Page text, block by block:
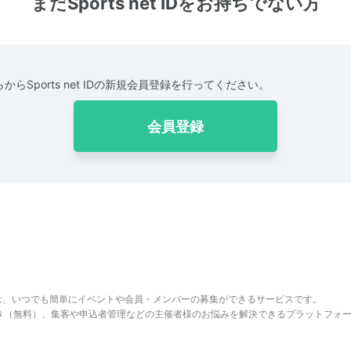
からSports net IDの新規会員登録を行ってください。
会員登録
いつでも簡単にイベントや会員・メンバーの募集ができるサービスです。
無料）、集客や申込者管理などの主催者様のお悩みを解決できるプラットフォー